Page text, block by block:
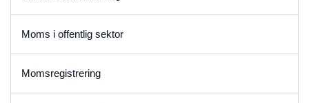
Moms i offentlig sektor
Momsregistrering